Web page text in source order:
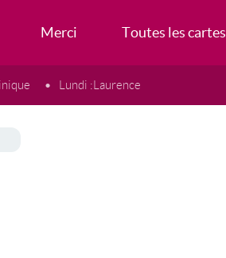
Merci Toutes les cartes
Lundi :Laurence